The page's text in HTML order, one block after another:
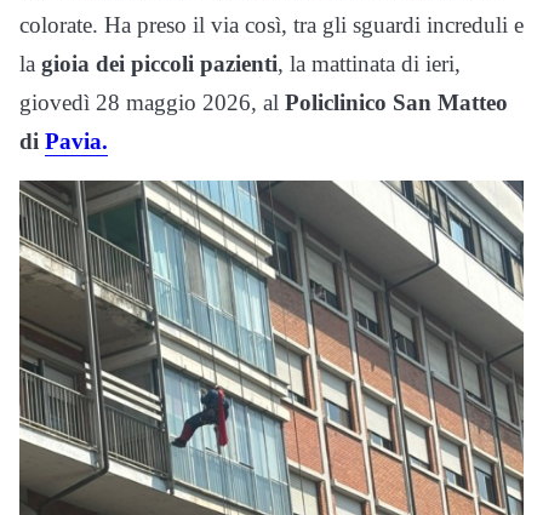
colorate. Ha preso il via così, tra gli sguardi increduli e
la gioia dei piccoli pazienti, la mattinata di ieri,
giovedì 28 maggio 2026, al Policlinico San Matteo
di Pavia.